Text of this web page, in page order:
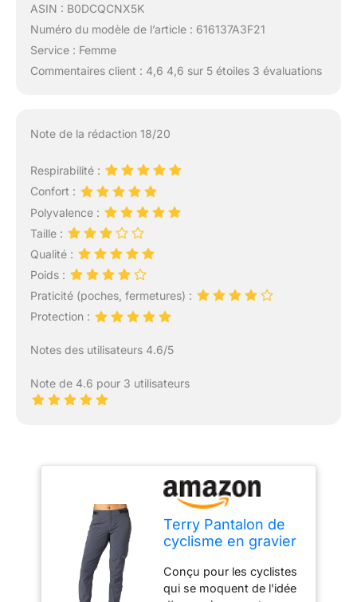
ASIN : B0DCQCNX5K
Numéro du modèle de l’article : 616137A3F21
Service : Femme
Commentaires client : 4,6 4,6 sur 5 étoiles 3 évaluations
Note de la rédaction 18/20
Respirabilité :
Confort :
Polyvalence :
Taille :
Qualité :
Poids :
Praticité (poches, fermetures) :
Protection :
Notes des utilisateurs 4.6/5
Note de 4.6 pour 3 utilisateurs
Terry Pantalon de
cyclisme en gravier
décontractée, pour
VTT, équitation,
Conçu pour les cyclistes
qui se moquent de l'idée